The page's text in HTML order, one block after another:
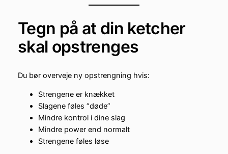
Tegn på at din ketcher
skal opstrenges
Du bør overveje ny opstrengning hvis:
Strengene er knækket
Slagene føles “døde”
Mindre kontrol i dine slag
Mindre power end normalt
Strengene føles løse